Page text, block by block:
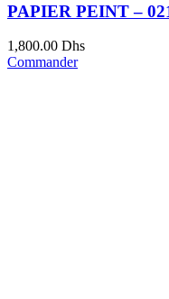
PAPIER PEINT –
1,800.00 Dhs
Commander